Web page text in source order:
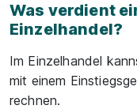
Was verdient
Einzelhandel?
Im Einzelhandel
mit einem
rechnen.